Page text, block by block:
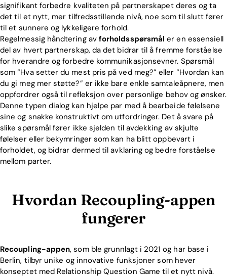
signifikant forbedre kvaliteten på partnerskapet deres og ta
det til et nytt, mer tilfredsstillende nivå, noe som til slutt fører
til et sunnere og lykkeligere forhold.
Regelmessig håndtering av forholdsspørsmål er en essensiell
del av hvert partnerskap, da det bidrar til å fremme forståelse
for hverandre og forbedre kommunikasjonsevner. Spørsmål
som “Hva setter du mest pris på ved meg?” eller “Hvordan kan
du gi meg mer støtte?” er ikke bare enkle samtaleåpnere, men
oppfordrer også til refleksjon over personlige behov og ønsker.
Denne typen dialog kan hjelpe par med å bearbeide følelsene
sine og snakke konstruktivt om utfordringer. Det å svare på
slike spørsmål fører ikke sjelden til avdekking av skjulte
følelser eller bekymringer som kan ha blitt oppbevart i
forholdet, og bidrar dermed til avklaring og bedre forståelse
mellom parter.
Hvordan Recoupling-appen
fungerer
Recoupling-appen, som ble grunnlagt i 2021 og har base i
Berlin, tilbyr unike og innovative funksjoner som hever
konseptet med Relationship Question Game til et nytt nivå.